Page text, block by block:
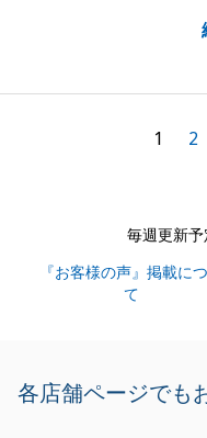
に沿えるよう尽力致
ご納得いただける融
大変嬉しく思ってお
たこと、営業として
何卒よろしくお願い
1 2
毎週更新
『お客様の声』掲載に
て
各店舗ページでも